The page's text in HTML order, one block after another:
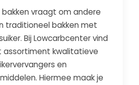
vraagt om andere
traditioneel bakken met
Bij Lowcarbcenter vind
assortiment kwalitatieve
en
Hiermee maak je